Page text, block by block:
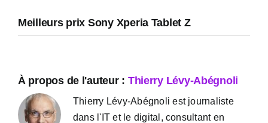
Meilleurs prix Sony Xperia Tablet Z
À propos de l'auteur : Thierry Lévy-Abégnoli
Thierry Lévy-Abégnoli est journaliste
dans l'IT et le digital, consultant en